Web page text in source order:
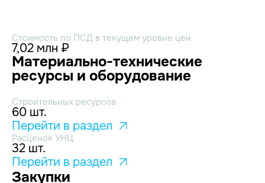
Стоимость по ПСД в текущем уровне цен
7,02 млн ₽
Материально-технические
ресурсы и оборудование
Строительных ресурсов
60 шт.
Перейти в раздел
Расценок УНЦ
32 шт.
Перейти в раздел
Закупки